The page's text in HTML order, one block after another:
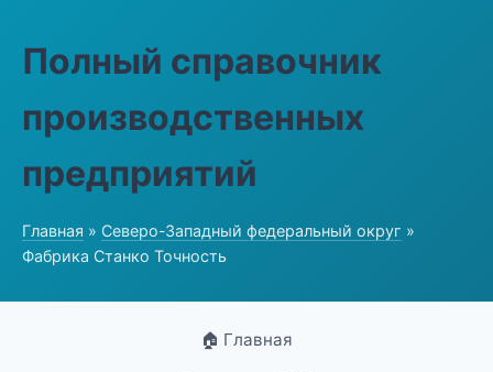
Полный справочник
производственных
предприятий
Главная » Северо-Западный федеральный округ »
Фабрика Станко Точность
🏠 Главная